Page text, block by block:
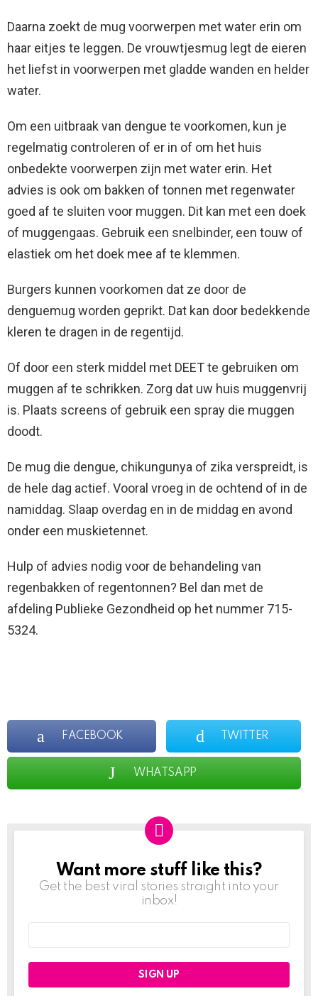
Daarna zoekt de mug voorwerpen met water erin om
haar eitjes te leggen. De vrouwtjesmug legt de eieren
het liefst in voorwerpen met gladde wanden en helder
water.
Om een uitbraak van dengue te voorkomen, kun je
regelmatig controleren of er in of om het huis
onbedekte voorwerpen zijn met water erin. Het
advies is ook om bakken of tonnen met regenwater
goed af te sluiten voor muggen. Dit kan met een doek
of muggengaas. Gebruik een snelbinder, een touw of
elastiek om het doek mee af te klemmen.
Burgers kunnen voorkomen dat ze door de
denguemug worden geprikt. Dat kan door bedekkende
kleren te dragen in de regentijd.
Of door een sterk middel met DEET te gebruiken om
muggen af te schrikken. Zorg dat uw huis muggenvrij
is. Plaats screens of gebruik een spray die muggen
doodt.
De mug die dengue, chikungunya of zika verspreidt, is
de hele dag actief. Vooral vroeg in de ochtend of in de
namiddag. Slaap overdag en in de middag en avond
onder een muskietennet.
Hulp of advies nodig voor de behandeling van
regenbakken of regentonnen? Bel dan met de
afdeling Publieke Gezondheid op het nummer 715-
5324.
FACEBOOK TWITTER
WHATSAPP
NEWSLETTER
Want more stuff like this?
Get the best viral stories straight into your
inbox!